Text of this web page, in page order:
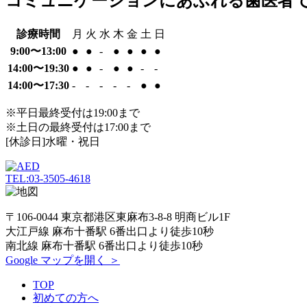
診療時間 月 火 水 木 金 土 日
9:00〜13:00 ● ● - ● ● ●
●
14:00〜19:30 ● ● - ● ● -
-
14:00〜17:30 - - - - - ● ●
※平日最終受付は19:00まで
※土日の最終受付は17:00まで
[休診日]水曜・祝日
TEL:03-3505-4618
〒106-0044 東京都港区東麻布3-8-8 明商ビル1F
大江戸線 麻布十番駅 6番出口より徒歩10秒
南北線 麻布十番駅 6番出口より徒歩10秒
Google マップを開く ＞
TOP
初めての方へ